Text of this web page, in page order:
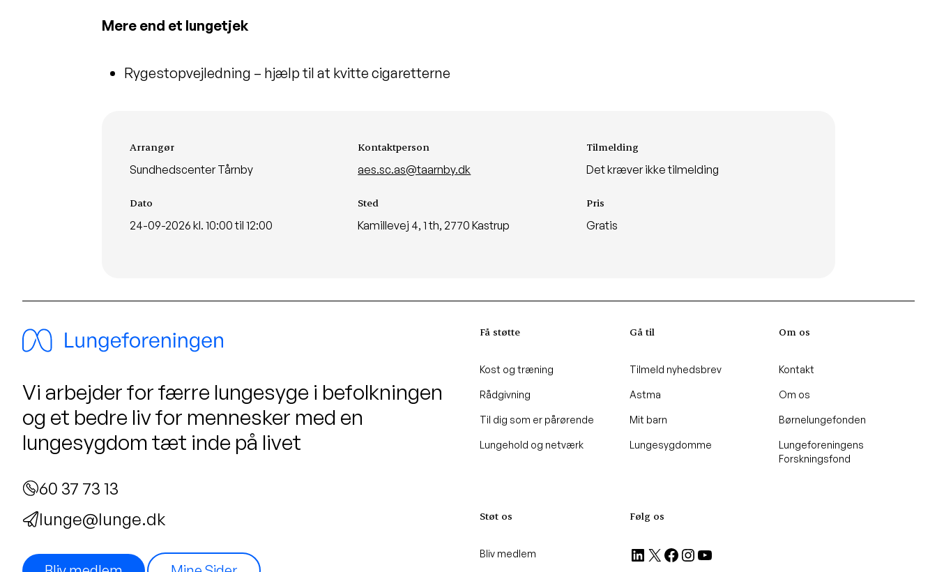
Mere end et lungetjek
Rygestopvejledning – hjælp til at kvitte cigaretterne
Arrangementsinformationer
Arrangør
Sundhedscenter Tårnby
Kontaktperson
aes.sc.as@taarnby.dk
Tilmelding
Det kræver ikke tilmelding
Dato
24-09-2026 kl. 10:00 til 12:00
Sted
Kamillevej 4, 1 th, 2770 Kastrup
Pris
Gratis
Vi arbejder for færre lungesyge i befolkningen
og et bedre liv for mennesker med en
lungesygdom tæt inde på livet
60 37 73 13
lunge@lunge.dk
Få støtte
Kost og træning
Rådgivning
Til dig som er pårørende
Lungehold og netværk
Gå til
Tilmeld nyhedsbrev
Astma
Mit barn
Lungesygdomme
Om os
Kontakt
Om os
Børnelungefonden
Lungeforeningens
Forskningsfond
Støt os
Bliv medlem
Følg os
LinkedIn
X Facebook
Instagram
YouTube